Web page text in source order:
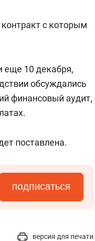
с которым
еще 10 декабря,
обсуждались
финансовый аудит,
поставлена.
подписаться
версия для печати